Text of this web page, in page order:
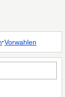
·Vorwahlen